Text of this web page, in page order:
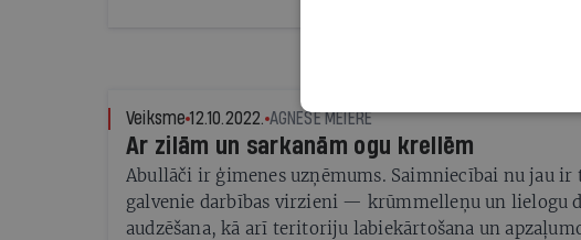
Veiksme 12.10.2022. AGNESE MEIERE
Ar zilām un sarkanām ogu krellēm
Abullāči ir ģimenes uzņēmums. Saimniecībai nu jau ir
galvenie darbības virzieni — krūmmelleņu un lielogu
audzēšana, kā arī teritoriju labiekārtošana un